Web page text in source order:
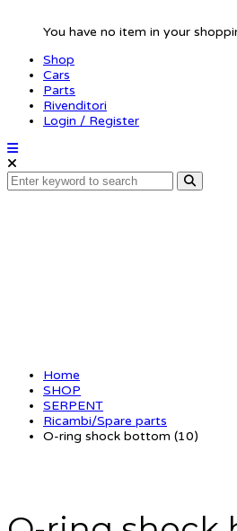
You have no item in your
Shop
Cars
Parts
Rivenditori
Login / Register
Home
SHOP
SERPENT
Ricambi/Spare parts
O-ring shock bottom (10)